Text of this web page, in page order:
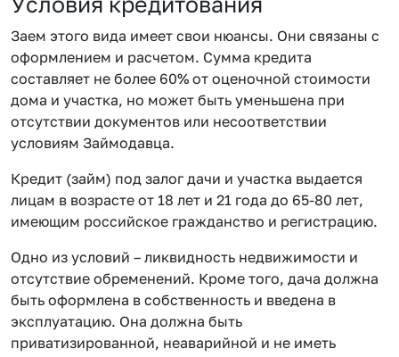
Заем этого вида имеет свои нюансы. Они связаны с
оформлением и расчетом. Сумма кредита
составляет не более 60% от оценочной стоимости
дома и участка, но может быть уменьшена при
отсутствии документов или несоответствии
условиям Займодавца.
Кредит (займ) под залог дачи и участка выдается
лицам в возрасте от 18 лет и 21 года до 65-80 лет,
имеющим российское гражданство и регистрацию.
Одно из условий – ликвидность недвижимости и
отсутствие обременений. Кроме того, дача должна
быть оформлена в собственность и введена в
эксплуатацию. Она должна быть
приватизированной, неаварийной и не иметь